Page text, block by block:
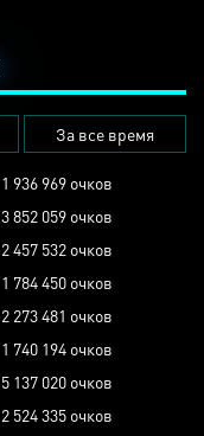
За все время
1 936 969 очков
3 852 059 очков
2 457 532 очков
1 784 450 очков
2 273 481 очков
1 740 194 очков
5 137 020 очков
2 524 335 очков